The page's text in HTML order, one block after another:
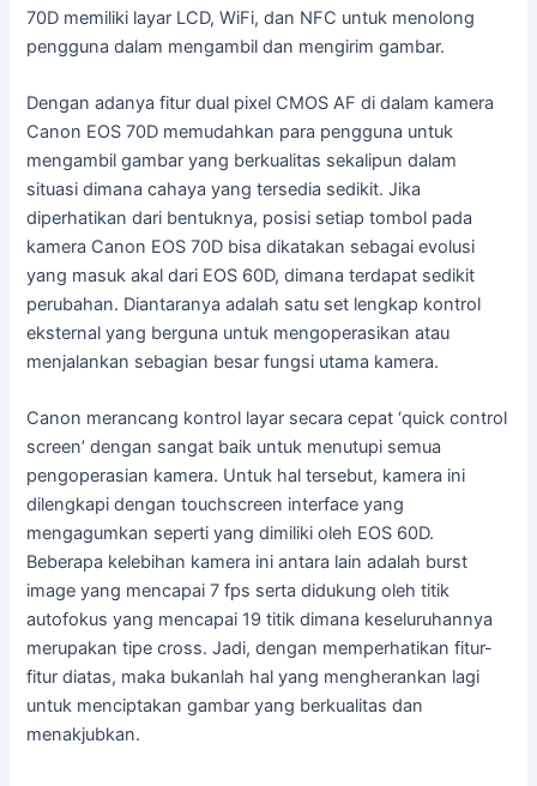
70D memiliki layar LCD, WiFi, dan NFC untuk menolong
pengguna dalam mengambil dan mengirim gambar.
Dengan adanya fitur dual pixel CMOS AF di dalam kamera
Canon EOS 70D memudahkan para pengguna untuk
mengambil gambar yang berkualitas sekalipun dalam
situasi dimana cahaya yang tersedia sedikit. Jika
diperhatikan dari bentuknya, posisi setiap tombol pada
kamera Canon EOS 70D bisa dikatakan sebagai evolusi
yang masuk akal dari EOS 60D, dimana terdapat sedikit
perubahan. Diantaranya adalah satu set lengkap kontrol
eksternal yang berguna untuk mengoperasikan atau
menjalankan sebagian besar fungsi utama kamera.
Canon merancang kontrol layar secara cepat ‘quick control
screen’ dengan sangat baik untuk menutupi semua
pengoperasian kamera. Untuk hal tersebut, kamera ini
dilengkapi dengan touchscreen interface yang
mengagumkan seperti yang dimiliki oleh EOS 60D.
Beberapa kelebihan kamera ini antara lain adalah burst
image yang mencapai 7 fps serta didukung oleh titik
autofokus yang mencapai 19 titik dimana keseluruhannya
merupakan tipe cross. Jadi, dengan memperhatikan fitur-
fitur diatas, maka bukanlah hal yang mengherankan lagi
untuk menciptakan gambar yang berkualitas dan
menakjubkan.